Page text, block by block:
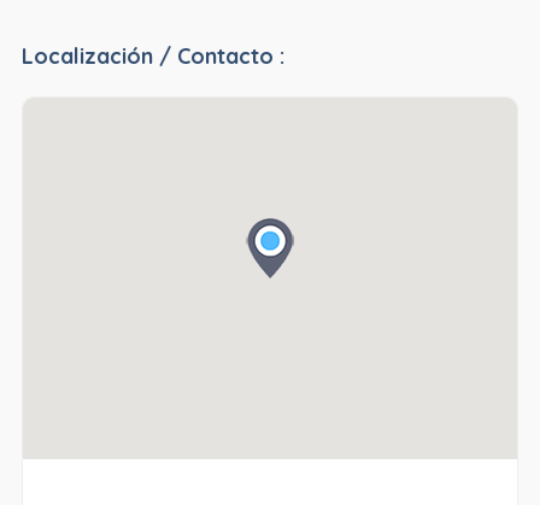
Localización / Contacto :